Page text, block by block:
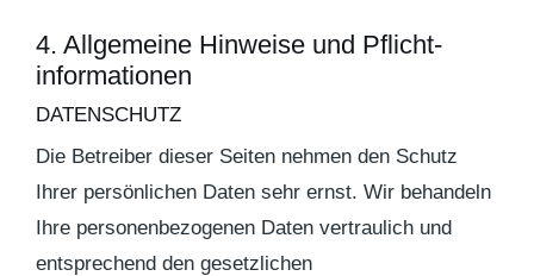
4. Allgemeine Hinweise und Pflicht­
informationen
DATENSCHUTZ
Die Betreiber dieser Seiten nehmen den Schutz
Ihrer persönlichen Daten sehr ernst. Wir behandeln
Ihre personenbezogenen Daten vertraulich und
entsprechend den gesetzlichen